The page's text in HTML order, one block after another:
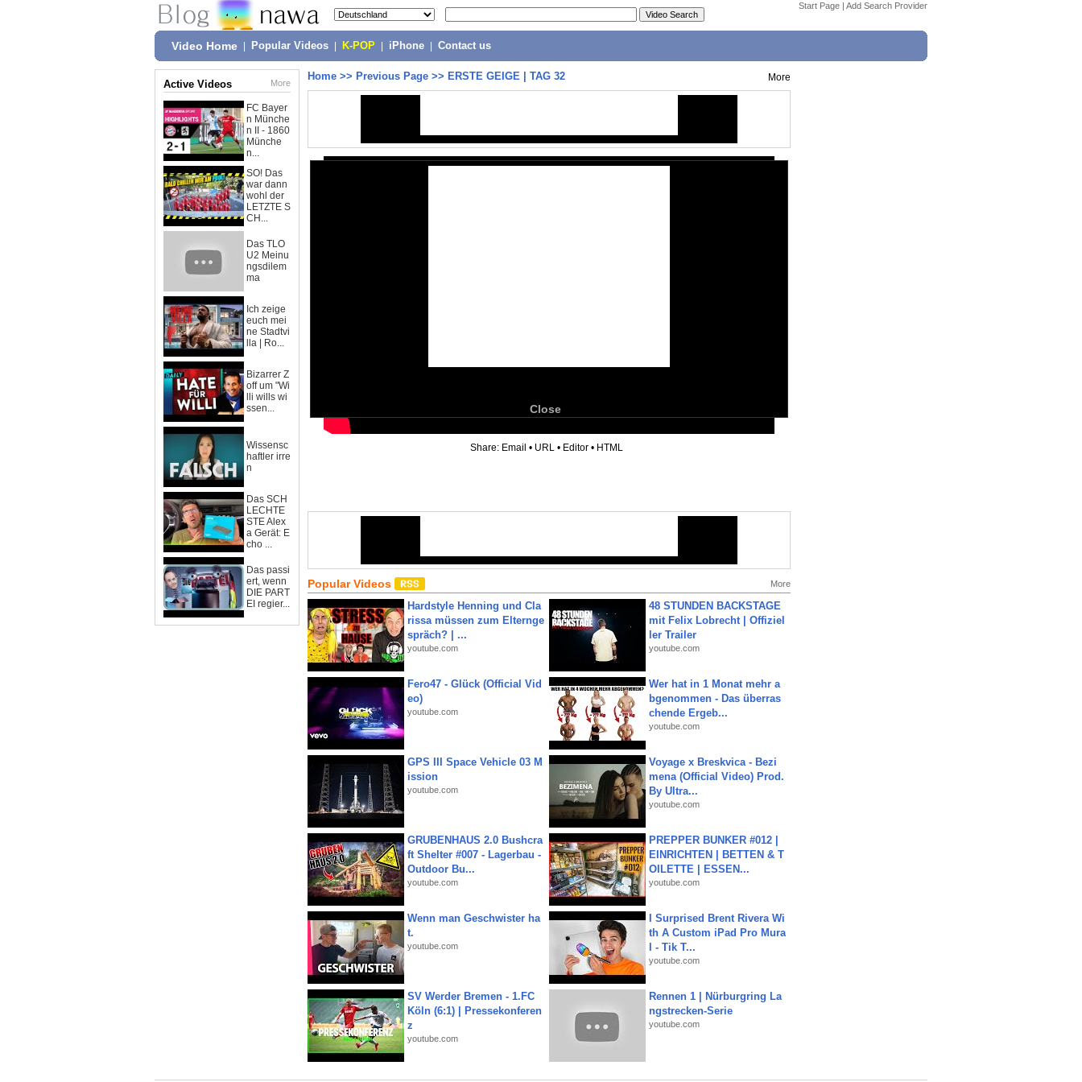
Start Page | Add Search Provider
Video Home Popular Videos K-POP iPhone Contact us
Active Videos More
FC Bayer
n Münche
n II - 1860
Münche
n...
SO! Das
war dann
wohl der
LETZTE S
CH...
Das TLO
U2 Meinu
ngsdilem
ma
Ich zeige
euch mei
ne Stadtvi
lla | Ro...
Bizarrer Z
off um "Wi
lli wills wi
ssen...
Wissensc
haftler irre
n
Das SCH
LECHTE
STE Alex
a Gerät: E
cho ...
Das passi
ert, wenn
DIE PART
EI regier...
Home >> Previous Page >> ERSTE GEIGE | TAG 32 More
Close
Share: Email • URL • Editor • HTML
Popular Videos More
Hardstyle Henning und Cla
rissa müssen zum Elternge
spräch? | ...
youtube.com
48 STUNDEN BACKSTAGE
mit Felix Lobrecht | Offiziel
ler Trailer
youtube.com
Fero47 - Glück (Official Vid
eo)
youtube.com
Wer hat in 1 Monat mehr a
bgenommen - Das überras
chende Ergeb...
youtube.com
GPS III Space Vehicle 03 M
ission
youtube.com
Voyage x Breskvica - Bezi
mena (Official Video) Prod.
By Ultra...
youtube.com
GRUBENHAUS 2.0 Bushcra
ft Shelter #007 - Lagerbau -
Outdoor Bu...
youtube.com
PREPPER BUNKER #012 |
EINRICHTEN | BETTEN & T
OILETTE | ESSEN...
youtube.com
Wenn man Geschwister ha
t.
youtube.com
I Surprised Brent Rivera Wi
th A Custom iPad Pro Mura
l - Tik T...
youtube.com
SV Werder Bremen - 1.FC
Köln (6:1) | Pressekonferen
z
youtube.com
Rennen 1 | Nürburgring La
ngstrecken-Serie
youtube.com